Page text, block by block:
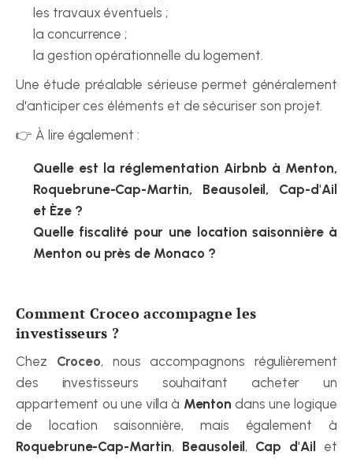
les travaux éventuels ;
la concurrence ;
la gestion opérationnelle du logement.
Une étude préalable sérieuse permet généralement
d'anticiper ces éléments et de sécuriser son projet.
👉 À lire également :
Quelle est la réglementation Airbnb à Menton,
Roquebrune-Cap-Martin, Beausoleil, Cap-d'Ail
et Èze ?
Quelle fiscalité pour une location saisonnière à
Menton ou près de Monaco ?
Comment Croceo accompagne les
investisseurs ?
Chez Croceo, nous accompagnons régulièrement
des investisseurs souhaitant acheter un
appartement ou une villa à Menton dans une logique
Roquebrune-Cap-Martin, Beausoleil , Cap d'Ail